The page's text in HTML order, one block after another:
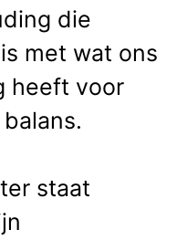
die
met wat ons
heeft voor
staat